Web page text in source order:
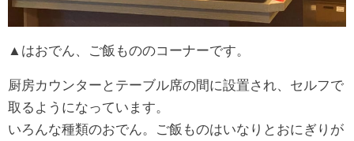
▲はおでん、ご飯もののコーナーです。
厨房カウンターとテーブル席の間に設置され、セルフで
取るようになっています。
いろんな種類のおでん。ご飯ものはいなりとおにぎりが